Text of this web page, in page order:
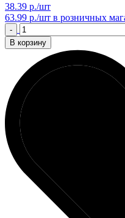
38.39 р./шт
63.99 р./шт в розничных
-
В корзину